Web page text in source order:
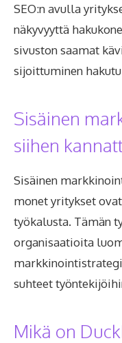
SEO:n avulla
näkyvyyttä
sivuston saamat
sijoittuminen
Sisäinen
siihen
Sisäinen
monet yritykset
työkalusta. Tämän
organisaatioita
suhteet
Mikä on